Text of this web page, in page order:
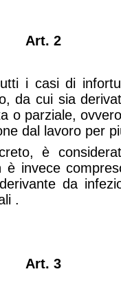
Art. 2
i casi di
da cui sia
o parziale,
dal lavoro per
è
è invece
da
.
Art. 3